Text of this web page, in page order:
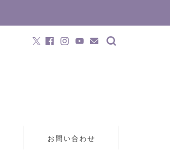
お問い合わせ